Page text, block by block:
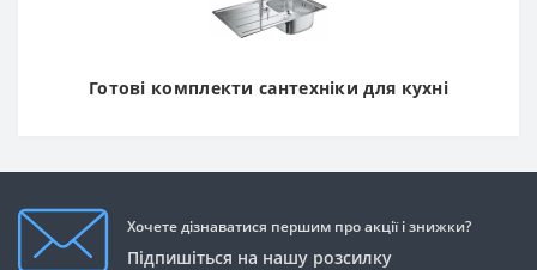
Готові комплекти сантехніки для кухні
Хочете дізнаватися першим про акції і знижки?
Підпишіться на нашу розсилку